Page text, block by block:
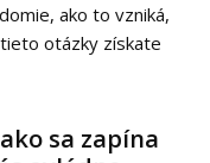
ako to vzniká,
otázky získate
sa zapína